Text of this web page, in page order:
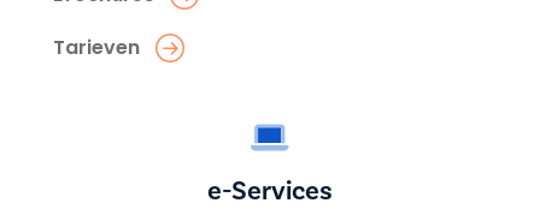
Tarieven
e-Services